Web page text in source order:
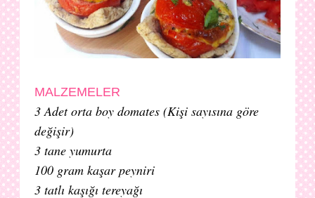
MALZEMELER
3 Adet orta boy domates (Kişi sayısına göre
değişir)
3 tane yumurta
100 gram kaşar peyniri
3 tatlı kaşığı tereyağı